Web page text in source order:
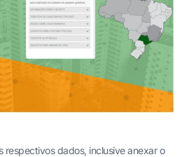
respectivos dados, inclusive anexar o